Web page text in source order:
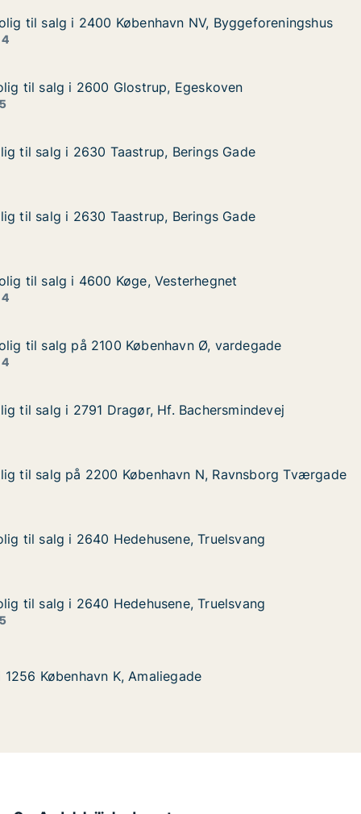
NV, Byggeforeningshus
2400 København NV, Byggeforeningshus
til salg i 2400 København NV, Byggeforeningshus
til salg i 2400 København NV, Byggeforeningshus
2600 Glostrup, Egeskoven
til salg i 2600 Glostrup, Egeskoven
til salg i 2600 Glostrup, Egeskoven
Gade
Taastrup, Berings Gade
til salg i 2630 Taastrup, Berings Gade
til salg i 2630 Taastrup, Berings Gade
Gade
Taastrup, Berings Gade
til salg i 2630 Taastrup, Berings Gade
til salg i 2630 Taastrup, Berings Gade
4600 Køge, Vesterhegnet
til salg i 4600 Køge, Vesterhegnet
til salg i 4600 Køge, Vesterhegnet
Ø, vardegade
2100 København Ø, vardegade
til salg på 2100 København Ø, vardegade
til salg på 2100 København Ø, vardegade
Dragør, Hf. Bachersmindevej
til salg i 2791 Dragør, Hf. Bachersmindevej
til salg i 2791 Dragør, Hf. Bachersmindevej
N, Ravnsborg Tværgade
2200 København N, Ravnsborg Tværgade
til salg på 2200 København N, Ravnsborg Tværgade
til salg på 2200 København N, Ravnsborg Tværgade
Truelsvang
2640 Hedehusene, Truelsvang
til salg i 2640 Hedehusene, Truelsvang
til salg i 2640 Hedehusene, Truelsvang
Truelsvang
2640 Hedehusene, Truelsvang
til salg i 2640 Hedehusene, Truelsvang
til salg i 2640 Hedehusene, Truelsvang
K, Amaliegade
København K, Amaliegade
København K, Amaliegade